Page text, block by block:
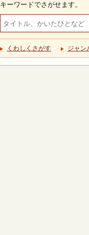
キーワードでさがせます。
くわしくさがす ジャン